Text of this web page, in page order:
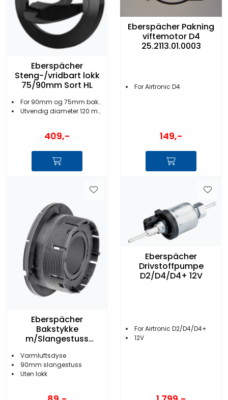
Eberspächer
Steng-/vridbart lokk
75/90mm Sort HL
For 90mm og 75mm bakstykker
Utvendig diameter 120 mm
409,-
Eberspächer Pakning
viftemotor D4
25.2113.01.0003
For Airtronic D4
149,-
Eberspächer
Bakstykke
m/Slangestuss
Varmluftsdyse
90mm slangestuss
Uten lokk
Eberspächer
Drivstoffpumpe
D2/D4/D4+ 12V
For Airtronic D2/D4/D4+
12V